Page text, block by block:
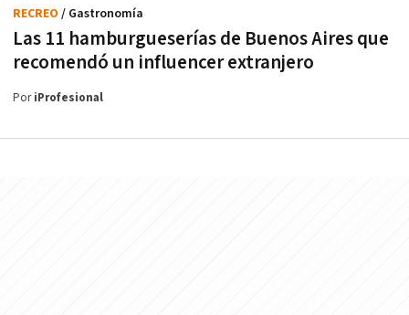
Las 11 hamburgueserías de Buenos Aires que
recomendó un influencer extranjero
RECREO / Gastronomía
PoriProfesional